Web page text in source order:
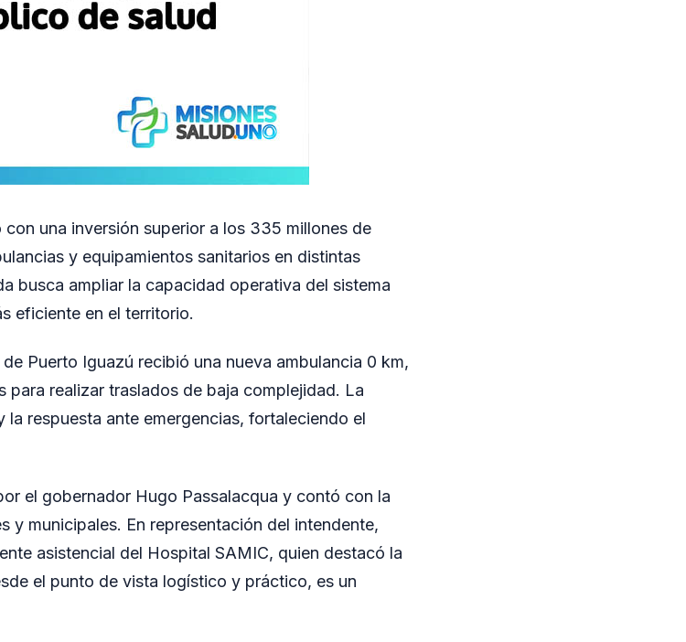
una inversión superior a los 335 millones de
y equipamientos sanitarios en distintas
busca ampliar la capacidad operativa del sistema
eficiente en el territorio.
Puerto Iguazú recibió una nueva ambulancia 0 km,
para realizar traslados de baja complejidad. La
respuesta ante emergencias, fortaleciendo el
el gobernador Hugo Passalacqua y contó con la
y municipales. En representación del intendente,
asistencial del Hospital SAMIC, quien destacó la
el punto de vista logístico y práctico, es un